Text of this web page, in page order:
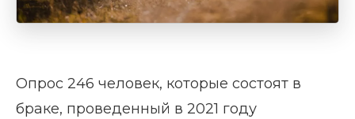
Опрос 246 человек, которые состоят в
браке, проведенный в 2021 году